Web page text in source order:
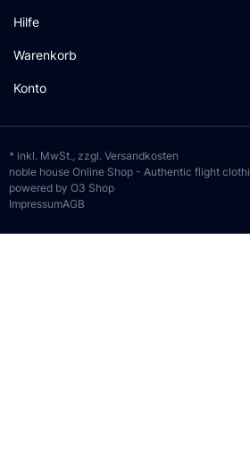
Hilfe
Warenkorb
Konto
* inkl. MwSt., zzgl. Versandkosten
noble house Online Shop - Authentic flight
powered by O3 Shop
ImpressumAGB